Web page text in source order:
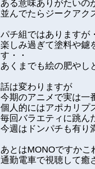
ある意味ありがたいの
並んでたらジークアク
パチ組ではありますが
楽しみ過ぎて塗料や鑢
す・・
あくまでも絵の肥やし
話は変わりますが
今期のアニメで実は一
個人的にはアポカリプ
毎回バラエティに跳ん
今週はドンパチも有り
あとはMONOですかこ
通勤電車で視聴して癒